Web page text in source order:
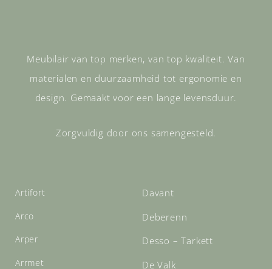
Meubilair van top merken, van top kwaliteit. Van
materialen en duurzaamheid tot ergonomie en
design. Gemaakt voor een lange levensduur.
Zorgvuldig door ons samengesteld.
Artifort
Arco
Arper
Arrmet
Davant
Deberenn
Desso – Tarkett
De Valk